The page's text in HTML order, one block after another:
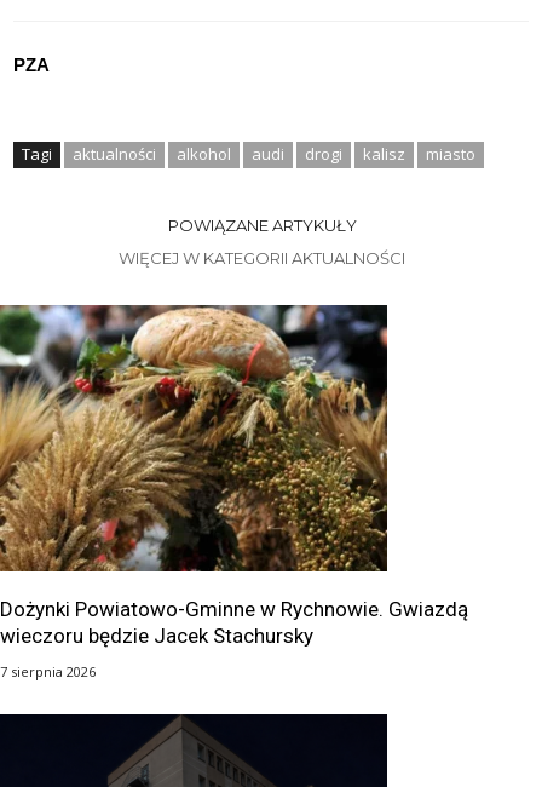
PZA
Tagi aktualności alkohol audi drogi kalisz miasto
POWIĄZANE ARTYKUŁY
WIĘCEJ W KATEGORII AKTUALNOŚCI
Dożynki Powiatowo-Gminne w Rychnowie. Gwiazdą
wieczoru będzie Jacek Stachursky
7 sierpnia 2026